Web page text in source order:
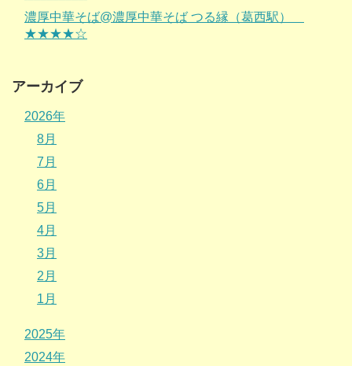
濃厚中華そば@濃厚中華そば つる縁（葛西駅）
★★★★☆
アーカイブ
2026年
8月
7月
6月
5月
4月
3月
2月
1月
2025年
2024年